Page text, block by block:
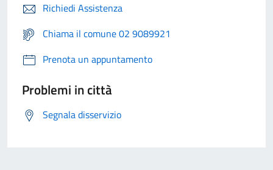
Richiedi Assistenza
Chiama il comune 02 9089921
Prenota un appuntamento
Problemi in città
Segnala disservizio